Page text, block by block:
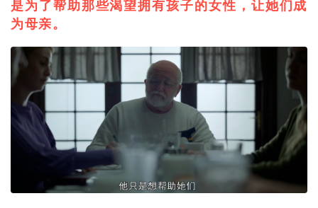
是为了帮助那些渴望拥有孩子的女性，让她们成
为母亲。